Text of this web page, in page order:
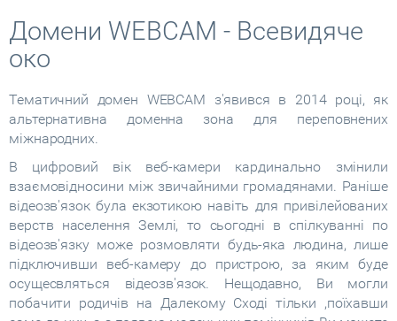
Домени WEBCAM - Всевидяче
око
Тематичний домен WEBCAM з'явився в 2014 році, як
альтернативна доменна зона для переповнених
міжнародних.
В цифровий вік веб-камери кардинально змінили
взаємовідносини між звичайними громадянами. Раніше
відеозв'язок була екзотикою навіть для привілейованих
верств населення Землі, то сьогодні в спілкуванні по
відеозв'язку може розмовляти будь-яка людина, лише
підключивши веб-камеру до пристрою, за яким буде
осущесвляться відеозв'язок. Нещодавно, Ви могли
побачити родичів на Далекому Сході тільки ,поїхавши